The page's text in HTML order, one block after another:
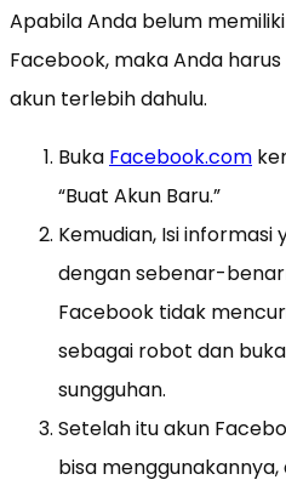
Apabila Anda belum
Facebook, maka Anda
akun terlebih dahulu.
Buka Facebook.com
“Buat Akun Baru.”
Kemudian, Isi informasi
dengan sebenar-
Facebook tidak
sebagai robot dan
sungguhan.
Setelah itu akun
bisa menggunakannya,